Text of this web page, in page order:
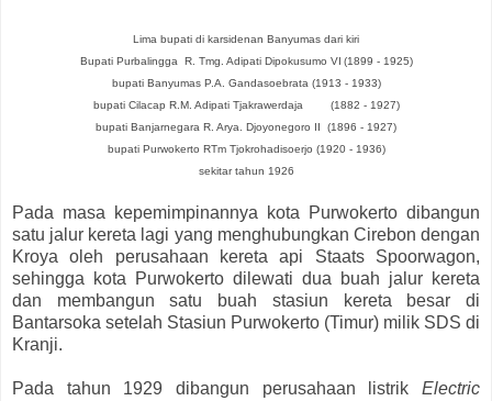
Lima bupati di karsidenan Banyumas dari kiri
Bupati Purbalingga R. Tmg. Adipati Dipokusumo VI (1899 - 1925)
bupati Banyumas P.A. Gandasoebrata (1913 - 1933)
bupati Cilacap R.M. Adipati Tjakrawerdaja
(1882 - 1927)
bupati Banjarnegara R. Arya. Djoyonegoro II (1896 - 1927)
bupati Purwokerto RTm Tjokrohadisoerjo (1920 - 1936)
sekitar tahun 1926
Pada masa kepemimpinannya kota Purwokerto dibangun
satu jalur kereta lagi yang menghubungkan Cirebon dengan
Kroya oleh perusahaan kereta api Staats Spoorwagon,
sehingga kota Purwokerto dilewati dua buah jalur kereta
dan membangun satu buah stasiun kereta besar di
Bantarsoka setelah Stasiun Purwokerto (Timur) milik SDS di
Kranji.
Pada tahun 1929 dibangun perusahaan listrik Electric